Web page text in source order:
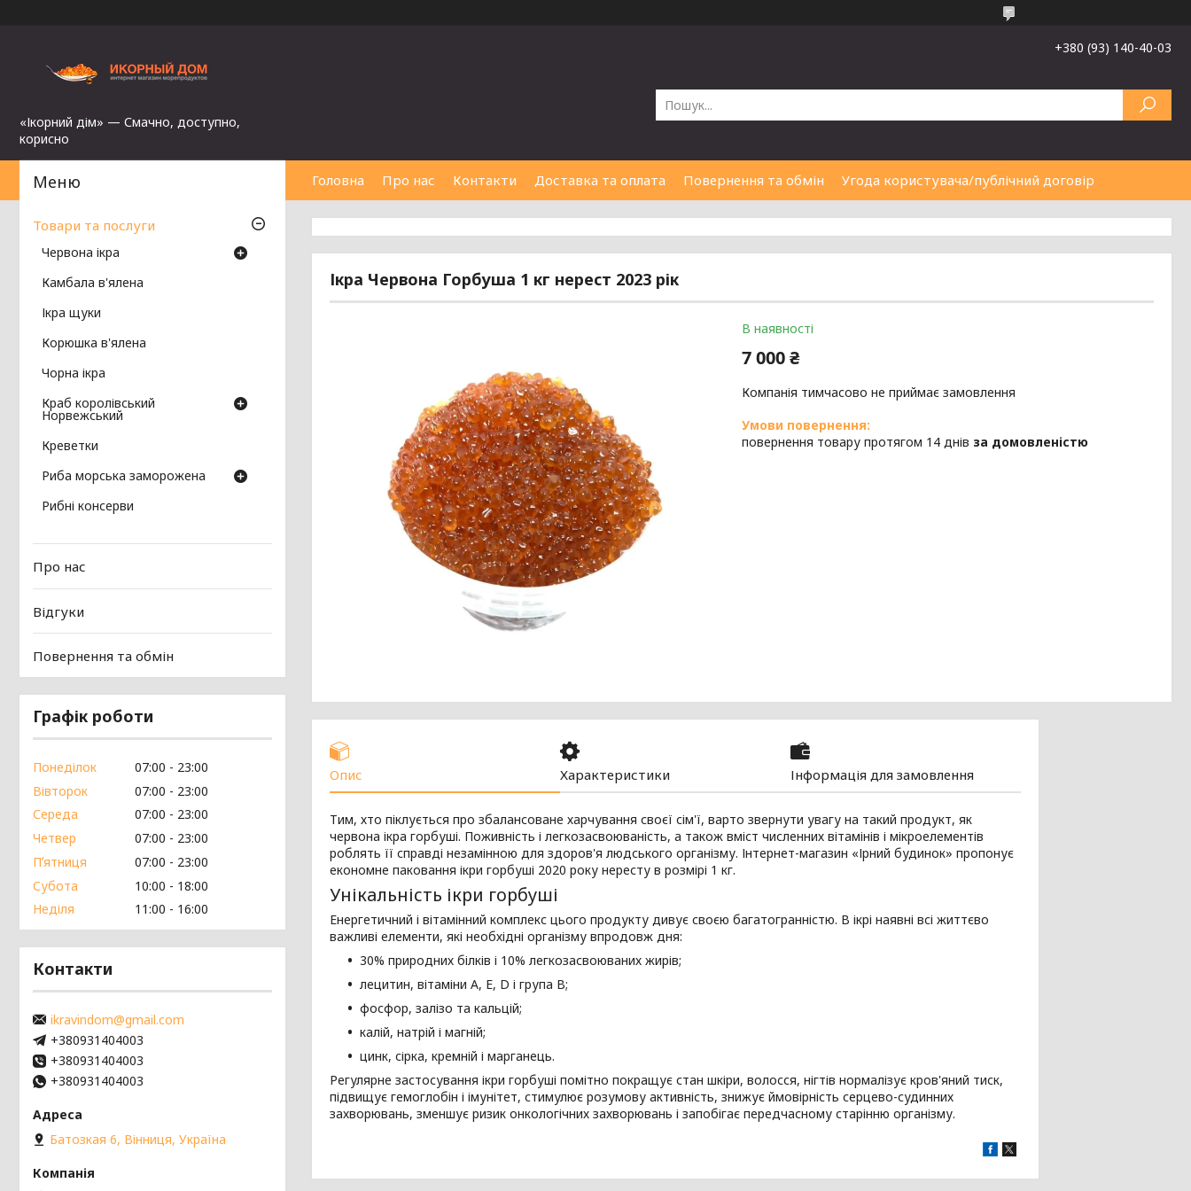
«Ікорний дім» — Смачно, доступно,
корисно
+380 (93) 140-40-03
Головна Про нас Контакти Доставка та оплата Повернення та обмін Угода користувача/публічний договір
Ікра Червона Горбуша 1 кг нерест 2023 рік
В наявності
7 000 ₴
Компанія тимчасово не приймає замовлення
повернення товару протягом 14 днів за домовленістю
Опис Характеристики Інформація для замовлення
Тим, хто піклується про збалансоване харчування своєї сім'ї, варто звернути увагу на такий продукт, як
червона ікра горбуші. Поживність і легкозасвоюваність, а також вміст численних вітамінів і мікроелементів
роблять її справді незамінною для здоров'я людського організму. Інтернет-магазин «Ірний будинок» пропонує
економне паковання ікри горбуші 2020 року нересту в розмірі 1 кг.
Унікальність ікри горбуші
Енергетичний і вітамінний комплекс цього продукту дивує своєю багатогранністю. В ікрі наявні всі життєво
важливі елементи, які необхідні організму впродовж дня:
30% природних білків і 10% легкозасвоюваних жирів;
лецитин, вітаміни А, Е, D і група В;
фосфор, залізо та кальцій;
калій, натрій і магній;
цинк, сірка, кремній і марганець.
Регулярне застосування ікри горбуші помітно покращує стан шкіри, волосся, нігтів нормалізує кров'яний тиск,
підвищує гемоглобін і імунітет, стимулює розумову активність, знижує ймовірність серцево-судинних
захворювань, зменшує ризик онкологічних захворювань і запобігає передчасному старінню організму.
Товари та послуги
Червона ікра
Камбала в'ялена
Ікра щуки
Корюшка в'ялена
Чорна ікра
Краб королівський
Норвежський
Креветки
Риба морська заморожена
Рибні консерви
Про нас
Відгуки
Повернення та обмін
Графік роботи
Понеділок 07:00
23:00
Вівторок
07:00
23:00
Середа
07:00
23:00
Четвер
07:00
23:00
Пʼятниця
07:00
23:00
Субота
10:00
18:00
Неділя
11:00 16:00
Контакти
ikravindom@gmail.com
+380931404003
+380931404003
+380931404003
Батозкая 6, Вінниця, Україна